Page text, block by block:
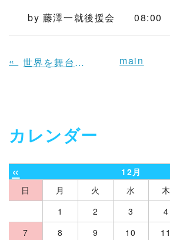
by 藤澤一就後援会 08:00
« 世界を舞台に戦う強いプロ棋士育成プロジェクト 第2弾 main
カレンダー
« 12月
日 月 火 水 木
1
2 3 4
7
8 9 10 11